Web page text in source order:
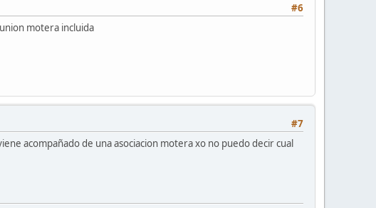
#6
motera incluida
#7
acompañado de una asociacion motera xo no puedo decir cual